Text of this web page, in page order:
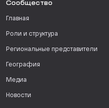
Сообщество
Главная
Роли и структура
Региональные представители
География
Медиа
Новости